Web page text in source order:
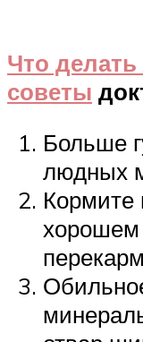
Что
советы
Больше
людных
Кормите
хорошем